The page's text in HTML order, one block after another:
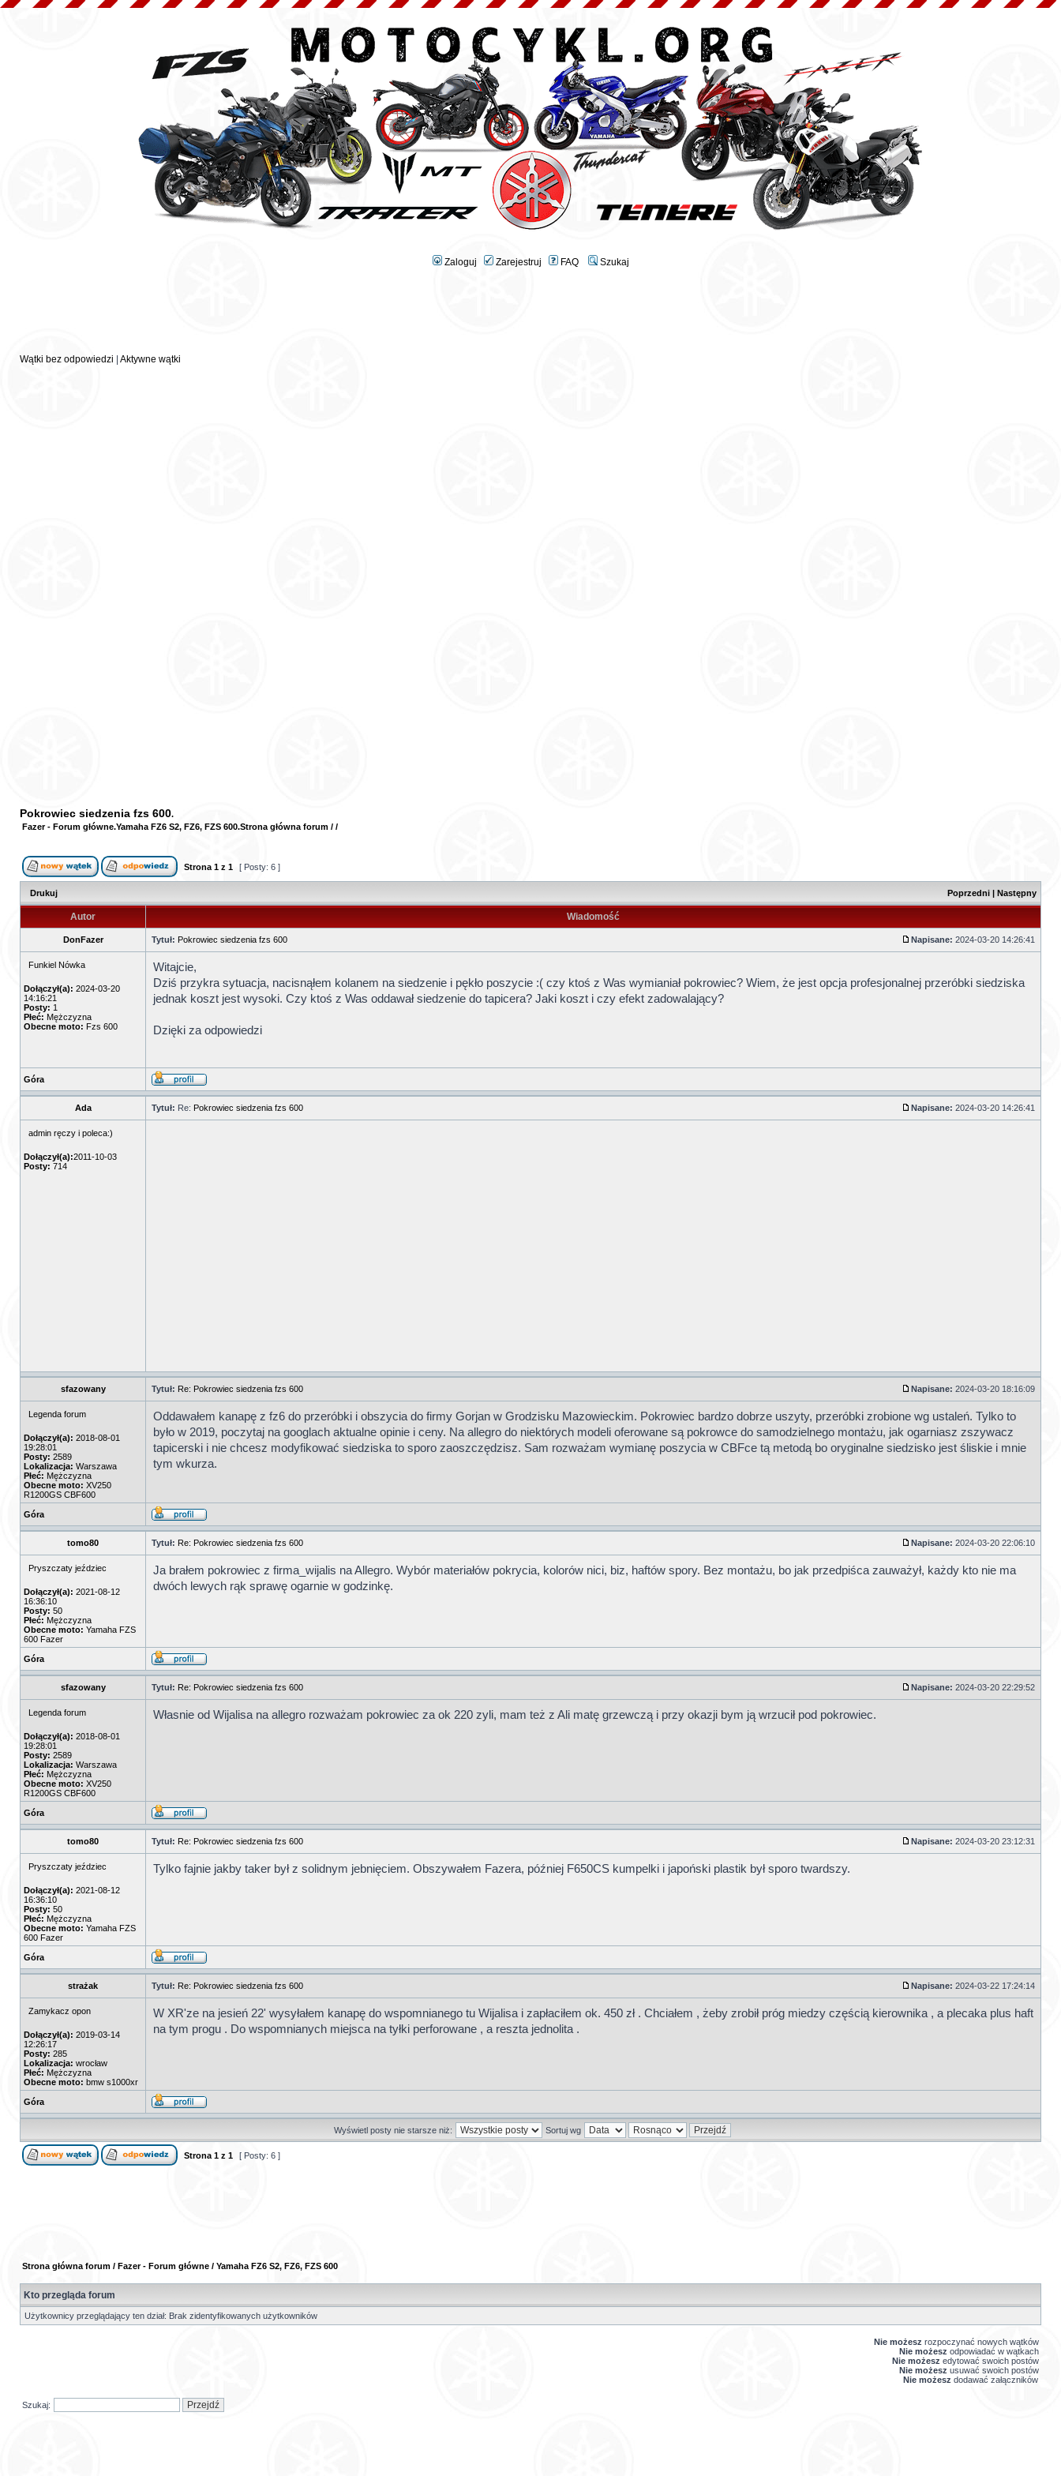
Zaloguj Zarejestruj FAQ Szukaj
Wątki bez odpowiedzi Aktywne wątki
Pokrowiec siedzenia fzs 600
Strona główna forum /
Fazer - Forum główne /
Yamaha FZ6 S2, FZ6, FZS 600
Strona 1 z 1 [ Posty: 6 ]
Drukuj Poprzedni | Następny
Autor Wiadomość
DonFazer Tytuł: Pokrowiec siedzenia fzs 600 Napisane: 2024-03-20 14:26:41
Funkiel Nówka
Dołączył(a): 2024-03-20
14:16:21
Posty: 1
Płeć: Mężczyzna
Obecne moto: Fzs 600
Witajcie,
Dziś przykra sytuacja, nacisnąłem kolanem na siedzenie i pękło poszycie :( czy ktoś z Was wymianiał pokrowiec? Wiem, że jest opcja profesjonalnej przeróbki siedziska
jednak koszt jest wysoki. Czy ktoś z Was oddawał siedzenie do tapicera? Jaki koszt i czy efekt zadowalający?
Dzięki za odpowiedzi
Góra
Ada Tytuł: Re: Pokrowiec siedzenia fzs 600 Napisane: 2024-03-20 14:26:41
admin ręczy i poleca:)
Dołączył(a):2011-10-03
Posty: 714
sfazowany Tytuł: Re: Pokrowiec siedzenia fzs 600 Napisane: 2024-03-20 18:16:09
Legenda forum
Dołączył(a): 2018-08-01
19:28:01
Posty: 2589
Lokalizacja: Warszawa
Płeć: Mężczyzna
Obecne moto: XV250
R1200GS CBF600
Oddawałem kanapę z fz6 do przeróbki i obszycia do firmy Gorjan w Grodzisku Mazowieckim. Pokrowiec bardzo dobrze uszyty, przeróbki zrobione wg ustaleń. Tylko to
było w 2019, poczytaj na googlach aktualne opinie i ceny. Na allegro do niektórych modeli oferowane są pokrowce do samodzielnego montażu, jak ogarniasz zszywacz
tapicerski i nie chcesz modyfikować siedziska to sporo zaoszczędzisz. Sam rozważam wymianę poszycia w CBFce tą metodą bo oryginalne siedzisko jest śliskie i mnie
tym wkurza.
Góra
tomo80 Tytuł: Re: Pokrowiec siedzenia fzs 600 Napisane: 2024-03-20 22:06:10
Pryszczaty jeździec
Dołączył(a): 2021-08-12
16:36:10
Posty: 50
Płeć: Mężczyzna
Obecne moto: Yamaha FZS
600 Fazer
Ja brałem pokrowiec z firma_wijalis na Allegro. Wybór materiałów pokrycia, kolorów nici, biz, haftów spory. Bez montażu, bo jak przedpiśca zauważył, każdy kto nie ma
dwóch lewych rąk sprawę ogarnie w godzinkę.
Góra
sfazowany Tytuł: Re: Pokrowiec siedzenia fzs 600 Napisane: 2024-03-20 22:29:52
Legenda forum
Dołączył(a): 2018-08-01
19:28:01
Posty: 2589
Lokalizacja: Warszawa
Płeć: Mężczyzna
Obecne moto: XV250
R1200GS CBF600
Własnie od Wijalisa na allegro rozważam pokrowiec za ok 220 zyli, mam też z Ali matę grzewczą i przy okazji bym ją wrzucił pod pokrowiec.
Góra
tomo80 Tytuł: Re: Pokrowiec siedzenia fzs 600 Napisane: 2024-03-20 23:12:31
Pryszczaty jeździec
Dołączył(a): 2021-08-12
16:36:10
Posty: 50
Płeć: Mężczyzna
Obecne moto: Yamaha FZS
600 Fazer
Tylko fajnie jakby taker był z solidnym jebnięciem. Obszywałem Fazera, później F650CS kumpelki i japoński plastik był sporo twardszy.
Góra
strażak Tytuł: Re: Pokrowiec siedzenia fzs 600 Napisane: 2024-03-22 17:24:14
Zamykacz opon
Dołączył(a): 2019-03-14
12:26:17
Posty: 285
Lokalizacja: wrocław
Płeć: Mężczyzna
Obecne moto: bmw s1000xr
W XR'ze na jesień 22' wysyłałem kanapę do wspomnianego tu Wijalisa i zapłaciłem ok. 450 zł . Chciałem , żeby zrobił próg miedzy częścią kierownika , a plecaka plus haft
na tym progu . Do wspomnianych miejsca na tyłki perforowane , a reszta jednolita .
Góra
Wyświetl posty nie starsze niż: Sortuj wg
Strona 1 z 1 [ Posty: 6 ]
Strona główna forum / Fazer - Forum główne / Yamaha FZ6 S2, FZ6, FZS 600
Kto przegląda forum
Użytkownicy przeglądający ten dział: Brak zidentyfikowanych użytkowników
Nie możesz rozpoczynać nowych wątków
Nie możesz odpowiadać w wątkach
Nie możesz edytować swoich postów
Nie możesz usuwać swoich postów
Nie możesz dodawać załączników
Szukaj: